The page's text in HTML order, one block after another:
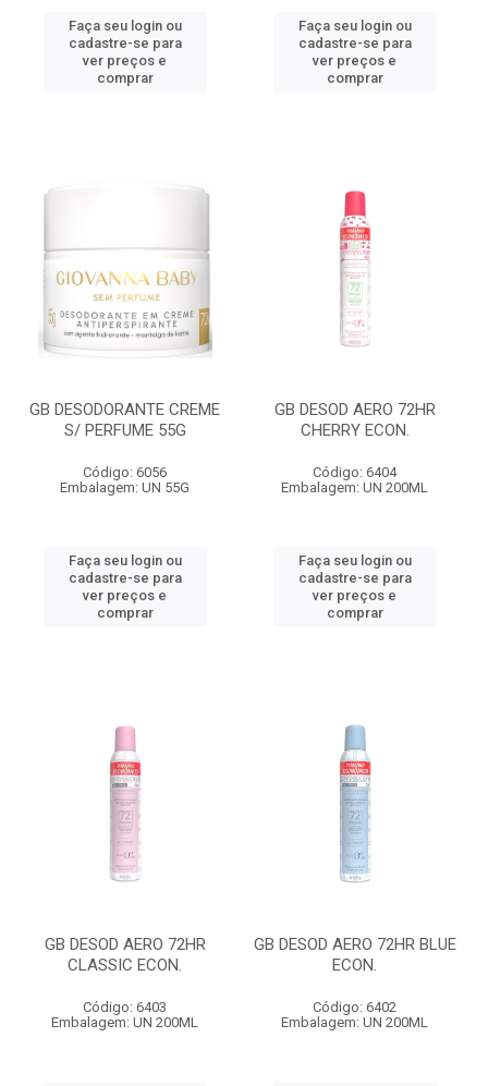
Faça seu login ou
cadastre-se para
ver preços e
comprar
Faça seu login ou
cadastre-se para
ver preços e
comprar
GB DESODORANTE CREME
S/ PERFUME 55G
Código: 6056
Embalagem: UN 55G
Faça seu login ou
cadastre-se para
ver preços e
comprar
GB DESOD AERO 72HR
CHERRY ECON.
Código: 6404
Embalagem: UN 200ML
Faça seu login ou
cadastre-se para
ver preços e
comprar
GB DESOD AERO 72HR
CLASSIC ECON.
Código: 6403
Embalagem: UN 200ML
GB DESOD AERO 72HR BLUE
ECON.
Código: 6402
Embalagem: UN 200ML